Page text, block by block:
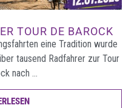
TOUR DE BAROCK
eine Tradition wurde
tausend Radfahrer zur Tour
nach …